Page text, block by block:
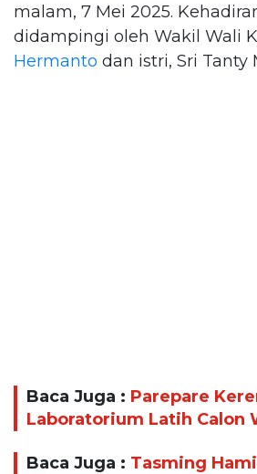
malam, 7 Mei 2025.
didampingi oleh Wakil Wali
Hermanto dan istri, Sri Tanty
Baca Juga : Parepare
Laboratorium Latih Calon
Baca Juga : Tasming